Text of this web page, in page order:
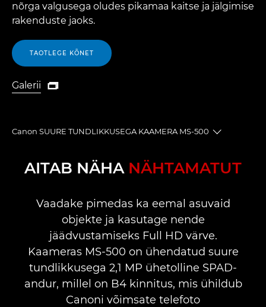
nõrga valgusega oludes pikamaa kaitse ja jälgimise
rakenduste jaoks.
TAOTLEGE KÕNET
Galerii
Galerii

Canon SUURE TUNDLIKKUSEGA KAAMERA MS-500
Toggle
Ülevaade
AITAB NÄHA NÄHTAMATUT
Vaadake pimedas ka eemal asuvaid
objekte ja kasutage nende
jäädvustamiseks Full HD värve.
Kaameras MS-500 on ühendatud suure
tundlikkusega 2,1 MP ühetolline SPAD-
andur, millel on B4 kinnitus, mis ühildub
Canoni võimsate telefoto